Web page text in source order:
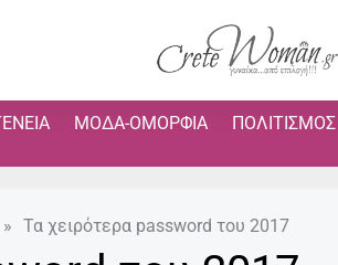
ΜΌΔΑ-ΟΜΟΡΦΙΆ ΠΟΛΙΤΙΣΜΌΣ
» Τα χειρότερα password του 2017